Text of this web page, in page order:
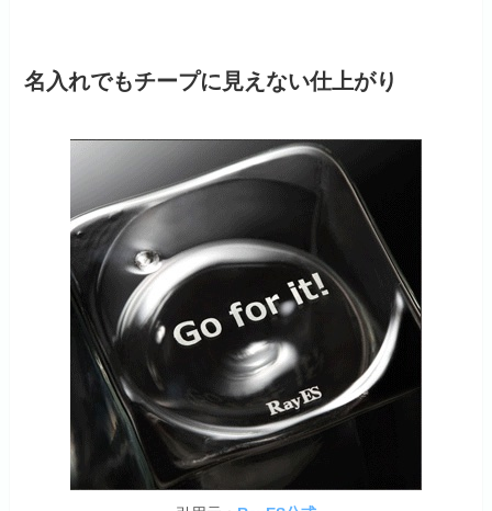
名入れでもチープに見えない仕上がり